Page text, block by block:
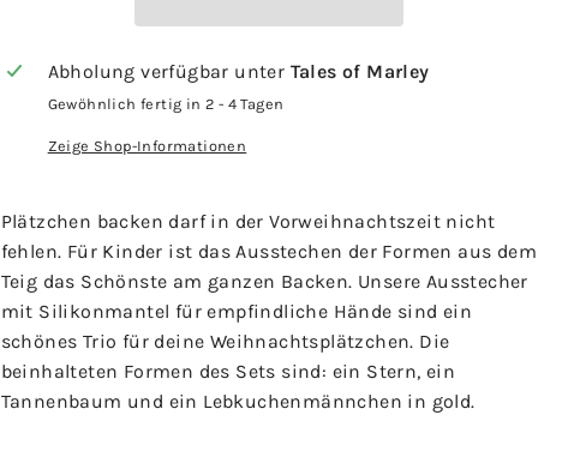
Abholung verfügbar unter Tales of Marley
Gewöhnlich fertig in 2 - 4 Tagen
Zeige Shop-Informationen
Plätzchen backen darf in der Vorweihnachtszeit nicht
fehlen. Für Kinder ist das Ausstechen der Formen aus dem
Teig das Schönste am ganzen Backen. Unsere Ausstecher
mit Silikonmantel für empfindliche Hände sind ein
schönes Trio für deine Weihnachtsplätzchen. Die
beinhalteten Formen des Sets sind: ein Stern, ein
Tannenbaum und ein Lebkuchenmännchen in gold.